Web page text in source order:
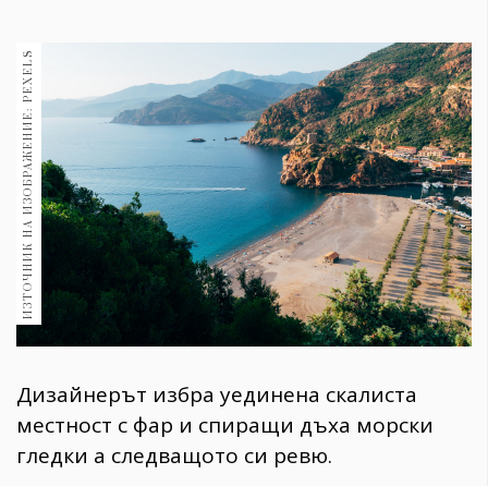
30+
Гурме
Пътувай
237
Здраве 389
Gentlemen
382
Wellness
1817
ПОСЛЕДВАЙТЕ
ИЗТОЧНИК НА ИЗОБРАЖЕНИЕ: PEXELS
​Дизайнерът избра уединена скалиста
местност с фар и спиращи дъха морски
гледки а следващото си ревю.